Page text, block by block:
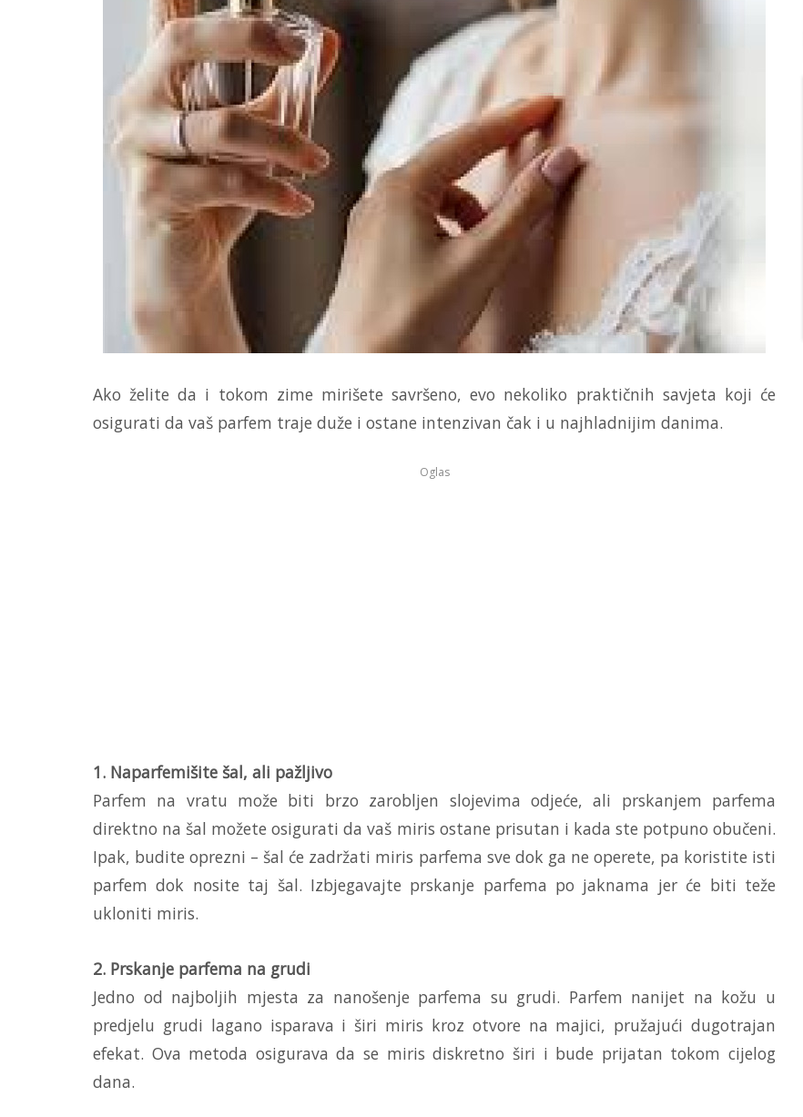
Ako želite da i tokom zime mirišete savršeno, evo nekoliko praktičnih savjeta koji će
osigurati da vaš parfem traje duže i ostane intenzivan čak i u najhladnijim danima.
Oglas
1. Naparfemišite šal, ali pažljivo
Parfem na vratu može biti brzo zarobljen slojevima odjeće, ali prskanjem parfema
direktno na šal možete osigurati da vaš miris ostane prisutan i kada ste potpuno obučeni.
Ipak, budite oprezni – šal će zadržati miris parfema sve dok ga ne operete, pa koristite isti
parfem dok nosite taj šal. Izbjegavajte prskanje parfema po jaknama jer će biti teže
ukloniti miris.
2. Prskanje parfema na grudi
Jedno od najboljih mjesta za nanošenje parfema su grudi. Parfem nanijet na kožu u
predjelu grudi lagano isparava i širi miris kroz otvore na majici, pružajući dugotrajan
efekat. Ova metoda osigurava da se miris diskretno širi i bude prijatan tokom cijelog
dana.